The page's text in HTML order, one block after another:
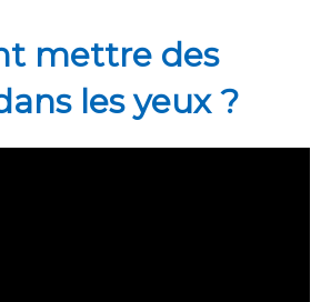
mettre des
les yeux ?